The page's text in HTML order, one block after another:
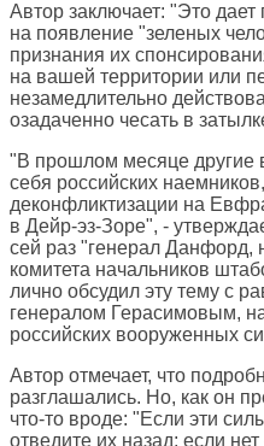
Автор заключает: "Это дает
на появление "зеленых
признания их
на вашей территории или
незамедлительно
озадаченно чесать в
"В прошлом месяце
себя российских
деконфликтизации на
в Дейр-эз-Зоре", -
сей раз "генерал Данфорд,
комитета начальников
лично обсудил эту тему с
генералом Герасимовым,
российских вооруженных
Автор отмечает, что
разглашались. Но, как он
что-то вроде: "Если эти
отведите их назад; если